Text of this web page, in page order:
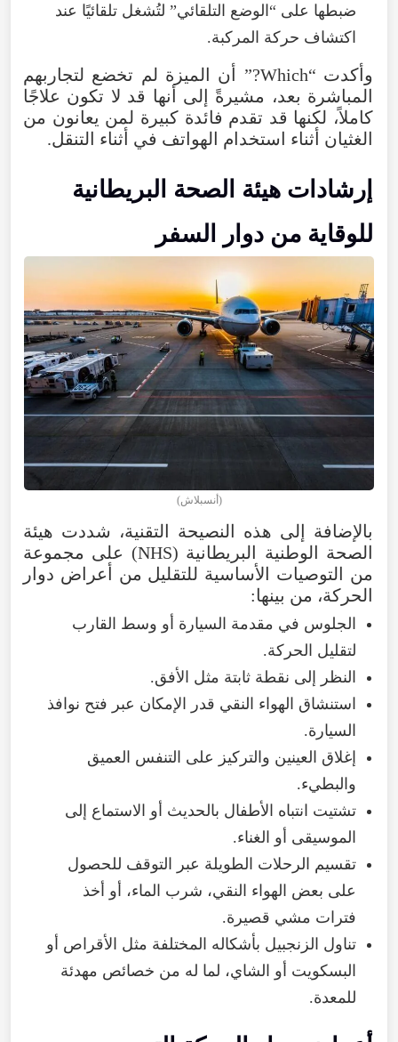
ضبطها على “الوضع التلقائي” لتُشغل تلقائيًا عند
اكتشاف حركة المركبة.
وأكدت “Which?” أن الميزة لم تخضع لتجاربهم
المباشرة بعد، مشيرةً إلى أنها قد لا تكون علاجًا
كاملاً، لكنها قد تقدم فائدة كبيرة لمن يعانون من
الغثيان أثناء استخدام الهواتف في أثناء التنقل.
إرشادات هيئة الصحة البريطانية
للوقاية من دوار السفر
(أنسبلاش)
بالإضافة إلى هذه النصيحة التقنية، شددت هيئة
الصحة الوطنية البريطانية (NHS) على مجموعة
من التوصيات الأساسية للتقليل من أعراض دوار
الحركة، من بينها:
الجلوس في مقدمة السيارة أو وسط القارب
لتقليل الحركة.
النظر إلى نقطة ثابتة مثل الأفق.
استنشاق الهواء النقي قدر الإمكان عبر فتح نوافذ
السيارة.
إغلاق العينين والتركيز على التنفس العميق
والبطيء.
تشتيت انتباه الأطفال بالحديث أو الاستماع إلى
الموسيقى أو الغناء.
تقسيم الرحلات الطويلة عبر التوقف للحصول
على بعض الهواء النقي، شرب الماء، أو أخذ
فترات مشي قصيرة.
تناول الزنجبيل بأشكاله المختلفة مثل الأقراص أو
البسكويت أو الشاي، لما له من خصائص مهدئة
للمعدة.